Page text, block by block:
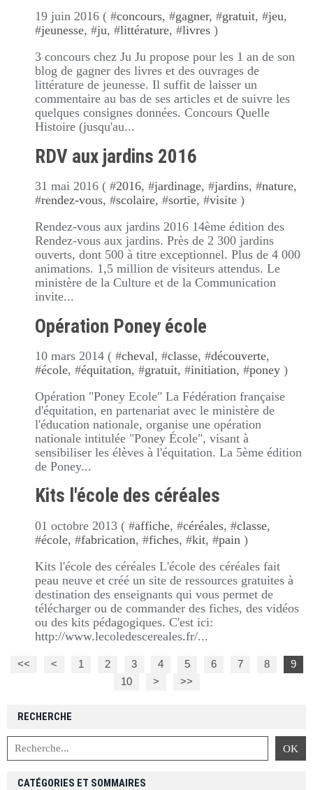
19 juin 2016 ( #concours, #gagner, #gratuit, #jeu,
#jeunesse, #ju, #littérature, #livres )
3 concours chez Ju Ju propose pour les 1 an de son
blog de gagner des livres et des ouvrages de
littérature de jeunesse. Il suffit de laisser un
commentaire au bas de ses articles et de suivre les
quelques consignes données. Concours Quelle
Histoire (jusqu'au...
RDV aux jardins 2016
31 mai 2016 ( #2016, #jardinage, #jardins, #nature,
#rendez-vous, #scolaire, #sortie, #visite )
Rendez-vous aux jardins 2016 14ème édition des
Rendez-vous aux jardins. Près de 2 300 jardins
ouverts, dont 500 à titre exceptionnel. Plus de 4 000
animations. 1,5 million de visiteurs attendus. Le
ministère de la Culture et de la Communication
invite...
Opération Poney école
10 mars 2014 ( #cheval, #classe, #découverte,
#école, #équitation, #gratuit, #initiation, #poney )
Opération "Poney Ecole" La Fédération française
d'équitation, en partenariat avec le ministère de
l'éducation nationale, organise une opération
nationale intitulée "Poney École", visant à
sensibiliser les élèves à l'équitation. La 5ème édition
de Poney...
Kits l'école des céréales
01 octobre 2013 ( #affiche, #céréales, #classe,
#école, #fabrication, #fiches, #kit, #pain )
Kits l'école des céréales L'école des céréales fait
peau neuve et créé un site de ressources gratuites à
destination des enseignants qui vous permet de
télécharger ou de commander des fiches, des vidéos
ou des kits pédagogiques. C'est ici:
http://www.lecoledescereales.fr/...
<< < 1 2 3 4 5 6 7 8
9
10
20
30
40
50
60
> >>
RECHERCHE
CATÉGORIES ET SOMMAIRES